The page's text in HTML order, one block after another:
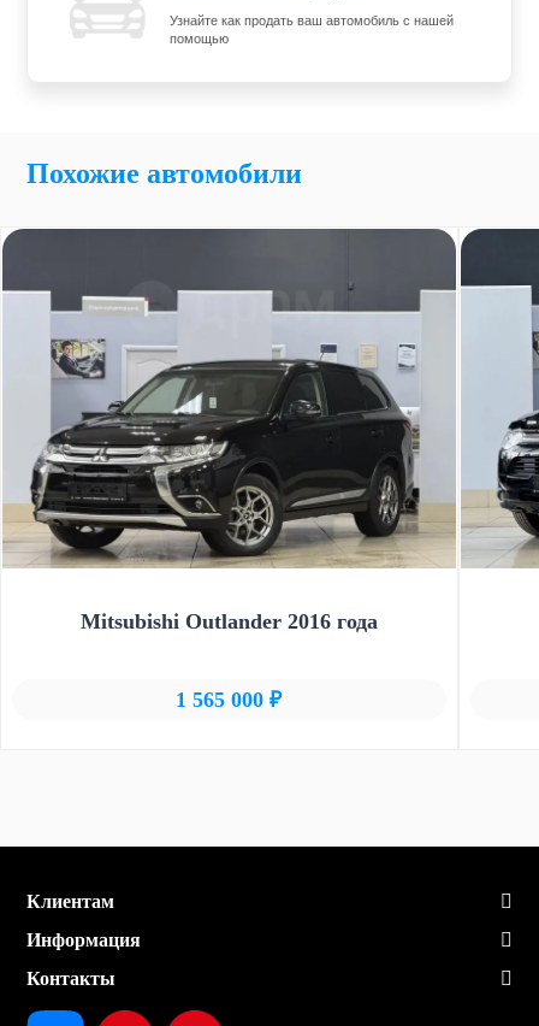
Узнайте как продать ваш автомобиль с нашей
помощью
Похожие автомобили
Mitsubishi Outlander 2016 года
1 565 000 ₽
Клиентам
Информация
Контакты